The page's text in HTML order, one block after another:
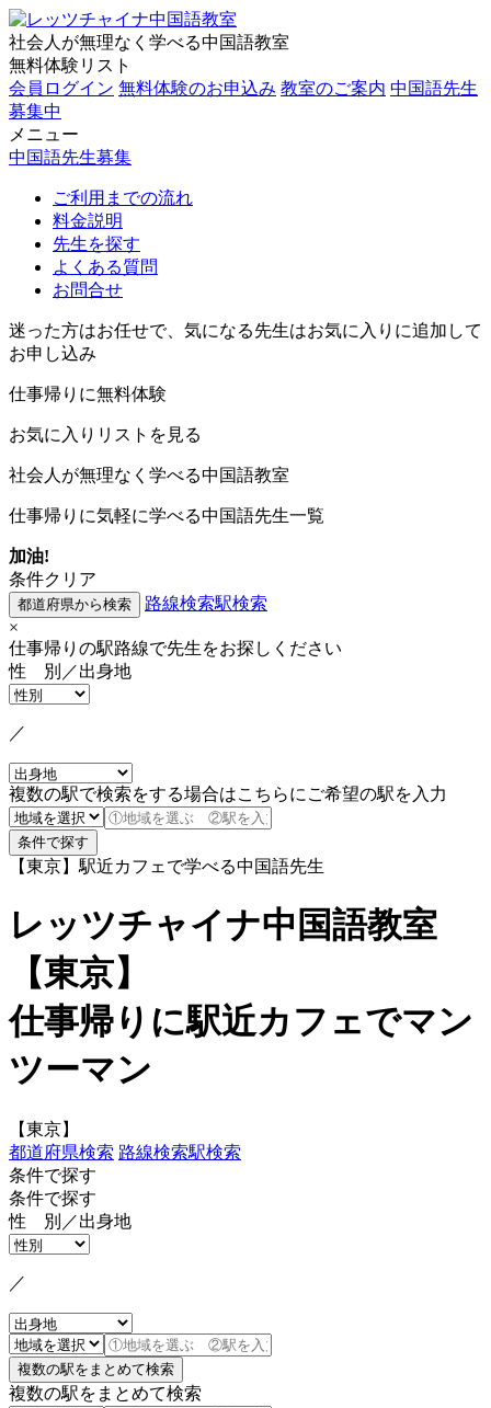
社会人が無理なく学べる中国語教室
無料体験リスト
会員ログイン 無料体験のお申込み 教室のご案内 中国語先生
募集中
メニュー
中国語先生募集
ご利用までの流れ
料金説明
先生を探す
よくある質問
お問合せ
迷った方はお任せで、気になる先生はお気に入りに追加して
お申し込み
仕事帰りに無料体験
お気に入りリストを見る
社会人が無理なく学べる中国語教室
仕事帰りに気軽に学べる中国語先生一覧
加油!
条件クリア
路線検索駅検索
×
仕事帰りの駅路線で先生をお探しください
性 別／出身地
／
複数の駅で検索をする場合はこちらにご希望の駅を入力
【東京】駅近カフェで学べる中国語先生
レッツチャイナ中国語教室
【東京】
仕事帰りに駅近カフェでマン
ツーマン
【東京】
都道府県検索 路線検索駅検索
条件で探す
条件で探す
性 別／出身地
／
複数の駅をまとめて検索